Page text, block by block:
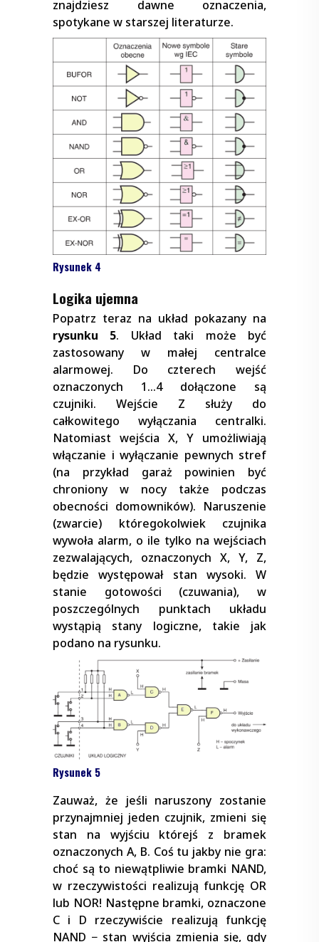
znajdziesz dawne oznaczenia,
spotykane w starszej literaturze.
Rysunek 4
Logika ujemna
Popatrz teraz na układ pokazany na
rysunku 5. Układ taki może być
zastosowany w małej centralce
alarmowej. Do czterech wejść
oznaczonych 1…4 dołączone są
czujniki. Wejście Z służy do
całkowitego wyłączania centralki.
Natomiast wejścia X, Y umożliwiają
włączanie i wyłączanie pewnych stref
(na przykład garaż powinien być
chroniony w nocy także podczas
obecności domowników). Naruszenie
(zwarcie) któregokolwiek czujnika
wywoła alarm, o ile tylko na wejściach
zezwalających, oznaczonych X, Y, Z,
będzie występował stan wysoki. W
stanie gotowości (czuwania), w
poszczególnych punktach układu
wystąpią stany logiczne, takie jak
podano na rysunku.
Rysunek 5
Zauważ, że jeśli naruszony zostanie
przynajmniej jeden czujnik, zmieni się
stan na wyjściu którejś z bramek
oznaczonych A, B. Coś tu jakby nie gra:
choć są to niewątpliwie bramki NAND,
w rzeczywistości realizują funkcję OR
lub NOR! Następne bramki, oznaczone
C i D rzeczywiście realizują funkcję
NAND − stan wyjścia zmienia się, gdy